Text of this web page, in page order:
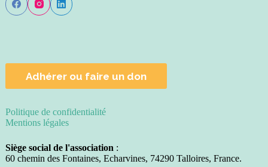
Adhérer ou faire un don
Politique de confidentialité
Mentions légales
Siège social de l'association:
60 chemin des Fontaines, Echarvines, 74290 Talloires, France.